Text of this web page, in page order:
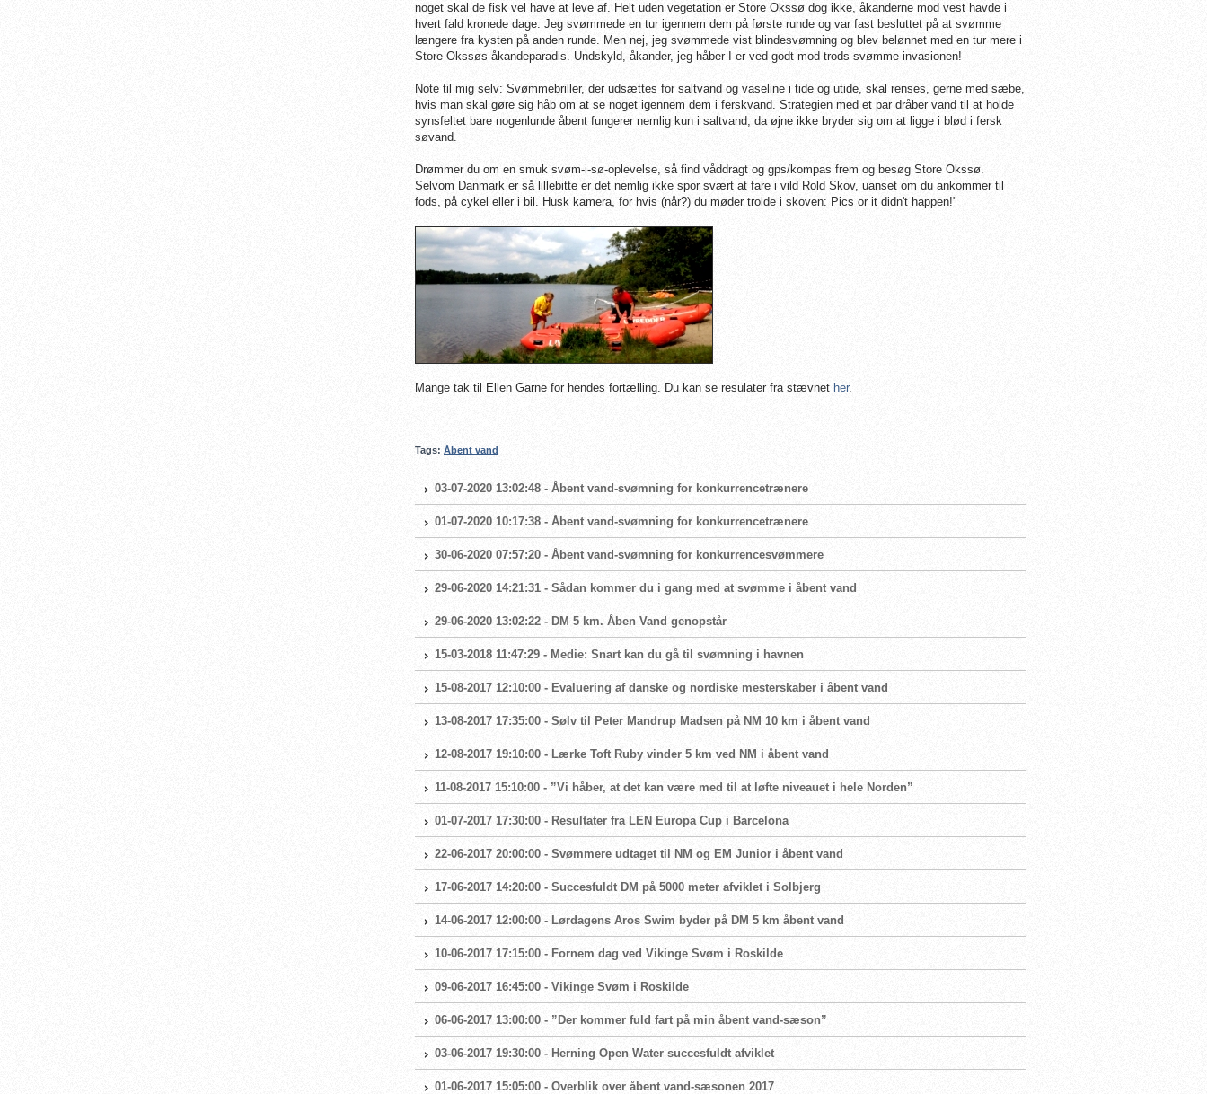
noget skal de fisk vel have at leve af. Helt uden vegetation er Store Okssø dog ikke, åkanderne mod vest havde i
hvert fald kronede dage. Jeg svømmede en tur igennem dem på første runde og var fast besluttet på at svømme
længere fra kysten på anden runde. Men nej, jeg svømmede vist blindesvømning og blev belønnet med en tur mere i
Store Okssøs åkandeparadis. Undskyld, åkander, jeg håber I er ved godt mod trods svømme-invasionen!
Note til mig selv: Svømmebriller, der udsættes for saltvand og vaseline i tide og utide, skal renses, gerne med sæbe,
hvis man skal gøre sig håb om at se noget igennem dem i ferskvand. Strategien med et par dråber vand til at holde
synsfeltet bare nogenlunde åbent fungerer nemlig kun i saltvand, da øjne ikke bryder sig om at ligge i blød i fersk
søvand.
Drømmer du om en smuk svøm-i-sø-oplevelse, så find våddragt og gps/kompas frem og besøg Store Okssø.
Selvom Danmark er så lillebitte er det nemlig ikke spor svært at fare i vild Rold Skov, uanset om du ankommer til
fods, på cykel eller i bil. Husk kamera, for hvis (når?) du møder trolde i skoven: Pics or it didn't happen!"
Mange tak til Ellen Garne for hendes fortælling. Du kan se resulater fra stævnet her.
Tags: Åbent vand
03-07-2020 13:02:48 - Åbent vand-svømning for konkurrencetrænere
01-07-2020 10:17:38 - Åbent vand-svømning for konkurrencetrænere
30-06-2020 07:57:20 - Åbent vand-svømning for konkurrencesvømmere
29-06-2020 14:21:31 - Sådan kommer du i gang med at svømme i åbent vand
29-06-2020 13:02:22 - DM 5 km. Åben Vand genopstår
15-03-2018 11:47:29 - Medie: Snart kan du gå til svømning i havnen
15-08-2017 12:10:00 - Evaluering af danske og nordiske mesterskaber i åbent vand
13-08-2017 17:35:00 - Sølv til Peter Mandrup Madsen på NM 10 km i åbent vand
12-08-2017 19:10:00 - Lærke Toft Ruby vinder 5 km ved NM i åbent vand
11-08-2017 15:10:00 - ”Vi håber, at det kan være med til at løfte niveauet i hele Norden”
01-07-2017 17:30:00 - Resultater fra LEN Europa Cup i Barcelona
22-06-2017 20:00:00 - Svømmere udtaget til NM og EM Junior i åbent vand
17-06-2017 14:20:00 - Succesfuldt DM på 5000 meter afviklet i Solbjerg
14-06-2017 12:00:00 - Lørdagens Aros Swim byder på DM 5 km åbent vand
10-06-2017 17:15:00 - Fornem dag ved Vikinge Svøm i Roskilde
09-06-2017 16:45:00 - Vikinge Svøm i Roskilde
06-06-2017 13:00:00 - ”Der kommer fuld fart på min åbent vand-sæson”
03-06-2017 19:30:00 - Herning Open Water succesfuldt afviklet
01-06-2017 15:05:00 - Overblik over åbent vand-sæsonen 2017